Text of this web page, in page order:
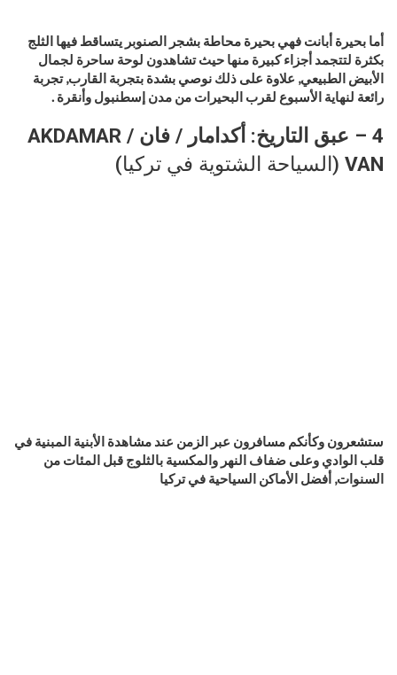
أما بحيرة أبانت فهي بحيرة محاطة بشجر الصنوبر يتساقط فيها الثلج
بكثرة لتتجمد أجزاء كبيرة منها حيث تشاهدون لوحة ساحرة لجمال
الأبيض الطبيعي, علاوة على ذلك نوصي بشدة بتجربة القارب, تجربة
رائعة لنهاية الأسبوع لقرب البحيرات من مدن إسطنبول وأنقرة .
4 – عبق التاريخ: أكدامار / فان AKDAMAR /
VAN (السياحة الشتوية في تركيا)
ستشعرون وكأنكم مسافرون عبر الزمن عند مشاهدة الأبنية المبنية في
قلب الوادي وعلى ضفاف النهر والمكسية بالثلوج قبل المئات من
السنوات, أفضل الأماكن السياحية في تركيا